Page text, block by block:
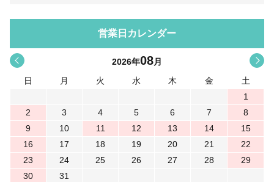
営業日カレンダー
< 2026年08月
日
月 火 水 木 金
土
1
2
3 4 5 6 7
8
9
10 11 12 13 14
15
16
17 18 19 20 21
22
23
24 25 26 27 28
29
30
31